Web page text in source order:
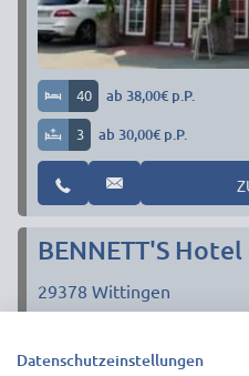
40 ab 38,00€ p.P.
3 ab 30,00€ p.P.
BENNETT'S
29378 Wittingen
Datenschutzeinstellungen